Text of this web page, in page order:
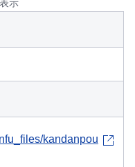
示
kandanpou